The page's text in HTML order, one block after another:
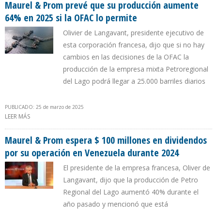
Maurel & Prom prevé que su producción aumente
64% en 2025 si la OFAC lo permite
Olivier de Langavant, presidente ejecutivo de
esta corporación francesa, dijo que si no hay
cambios en las decisiones de la OFAC la
producción de la empresa mixta Petroregional
del Lago podrá llegar a 25.000 barriles diarios
PUBLICADO: 25 de marzo de 2025
LEER MÁS
Maurel & Prom espera $ 100 millones en dividendos
por su operación en Venezuela durante 2024
El presidente de la empresa francesa, Oliver de
Langavant, dijo que la producción de Petro
Regional del Lago aumentó 40% durante el
año pasado y mencionó que está